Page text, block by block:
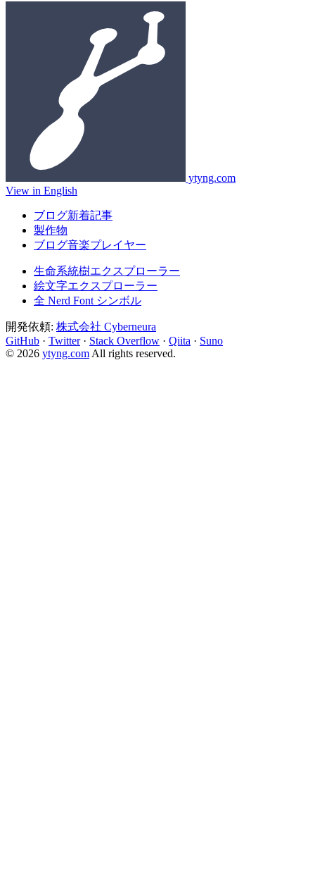
ytyng.com
View in English
ブログ新着記事
製作物
ブログ音楽プレイヤー
生命系統樹エクスプローラー
絵文字エクスプローラー
全 Nerd Font シンボル
開発依頼: 株式会社 Cyberneura
GitHub · Twitter · Stack Overflow · Qiita · Suno
© 2026 ytyng.com All rights reserved.